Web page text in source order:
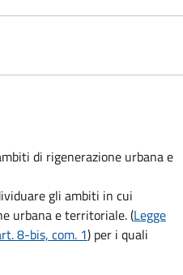
gli ambiti in cui
urbana e territoriale. (Legge
8-bis, com. 1) per i quali